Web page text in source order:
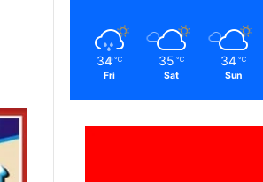
34 ℃
Fri
35 ℃
Sat
34 ℃
Sun